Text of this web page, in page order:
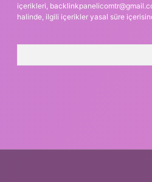
içerikleri,
halinde, ilgili içerikler yasal süre